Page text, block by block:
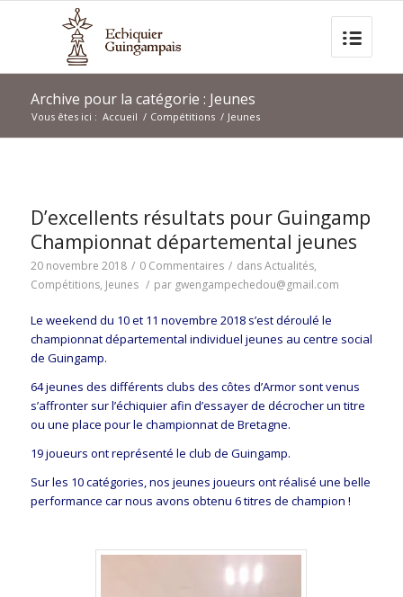
Archive pour la catégorie : Jeunes
Vous êtes ici : Accueil / Compétitions / Jeunes
D’excellents résultats pour Guingamp
Championnat départemental jeunes
20 novembre 2018 / 0 Commentaires / dansActualités,
Compétitions, Jeunes / par gwengampechedou@gmail.com
Le weekend du 10 et 11 novembre 2018 s’est déroulé le
championnat départemental individuel jeunes au centre social
de Guingamp.
64 jeunes des différents clubs des côtes d’Armor sont venus
s’affronter sur l’échiquier afin d’essayer de décrocher un titre
ou une place pour le championnat de Bretagne.
19 joueurs ont représenté le club de Guingamp.
Sur les 10 catégories, nos jeunes joueurs ont réalisé une belle
performance car nous avons obtenu 6 titres de champion !